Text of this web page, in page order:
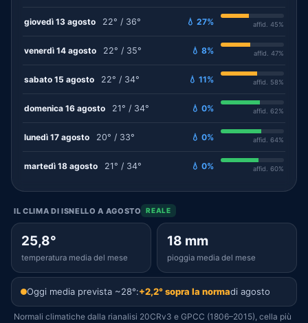
giovedì 13 agosto 22° / 36° 💧 27% affid. 45%
venerdì 14 agosto 22° / 35° 💧 8% affid. 47%
sabato 15 agosto 22° / 34° 💧 11% affid. 58%
domenica 16 agosto 21° / 34° 💧 0% affid. 62%
lunedì 17 agosto 20° / 33° 💧 0% affid. 64%
martedì 18 agosto 21° / 34° 💧 0% affid. 60%
IL CLIMA DI ISNELLO A AGOSTO REALE
25,8°
temperatura media del mese
18 mm
pioggia media del mese
Oggi media prevista ~28°:+2,2° sopra la normadi agosto
Normali climatiche dalla rianalisi 20CRv3 e GPCC (1806–2015), cella più